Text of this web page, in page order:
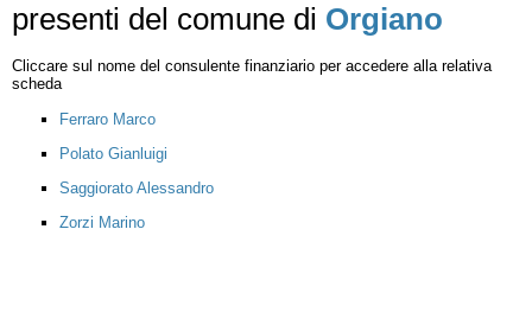
presenti del comune di Orgiano
Cliccare sul nome del consulente finanziario per accedere alla relativa
scheda
Ferraro Marco
Polato Gianluigi
Saggiorato Alessandro
Zorzi Marino